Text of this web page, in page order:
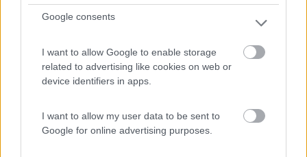
Google consents
I want to allow Google to enable storage
related to advertising like cookies on web or
device identifiers in apps.
I want to allow my user data to be sent to
Google for online advertising purposes.
Nel Parco Naturale della Val d'Orcia, agricampeggio con
Pienza (SI) - 27.3km